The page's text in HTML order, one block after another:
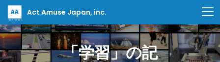
Act Amuse Japan, inc.
「学習」の記